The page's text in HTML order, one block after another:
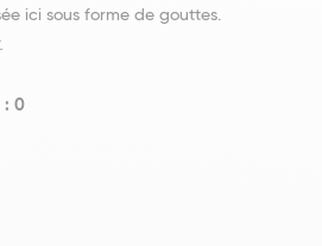
ici sous forme de gouttes.
: 0